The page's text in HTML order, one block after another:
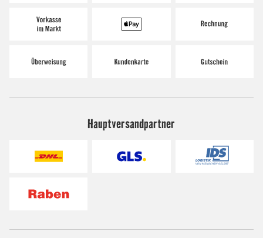
Hauptversandpartner